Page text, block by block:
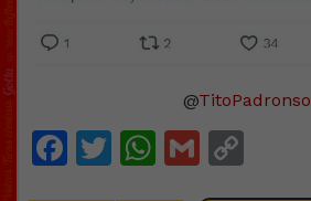
@TitoPadronso
Facebook
Twitter
WhatsApp
Gmail